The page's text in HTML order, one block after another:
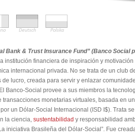
Bank & Trust Insurance Fund” (Banco Social
institución financiera de inspiración y
internacional privada. No se trata de un club
de lucro, creada para servir y enlazar
Banco-Social provee a sus miembros la
transacciones monetarias virtuales, basada en
un Dólar-Social Internacional (ISD I$). Trata
la ciencia, sustentabilidad y responsabilidad
iniciativa Brasileña del Dólar-Social”. Fue